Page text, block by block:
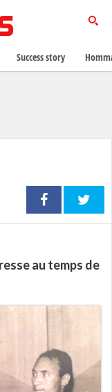
au temps de
Success story